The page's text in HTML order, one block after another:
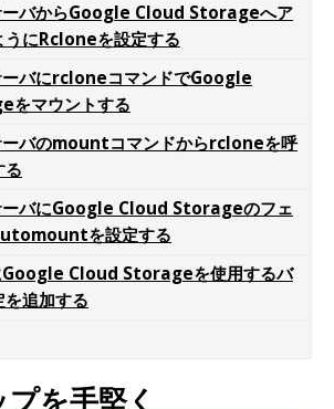
ーバからGoogle Cloud Storageへア
うにRcloneを設定する
バにrcloneコマンドでGoogle
マウントする
バのmountコマンドからrcloneを呼
る
ーバにGoogle Cloud Storageのフェ
を設定する
Google Cloud Storageを使用するバ
を追加する
を手堅く